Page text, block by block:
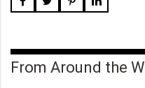
From Around the